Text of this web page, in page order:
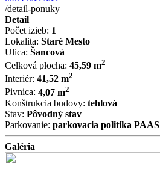
/detail-ponuky
Detail
Počet izieb: 1
Lokalita: Staré Mesto
Ulica: Šancová
Celková plocha: 45,59 m2
Interiér: 41,52 m2
Pivnica: 4,07 m2
Konštrukcia budovy: tehlová
Stav: Pôvodný stav
Parkovanie: parkovacia politika PAAS
Galéria